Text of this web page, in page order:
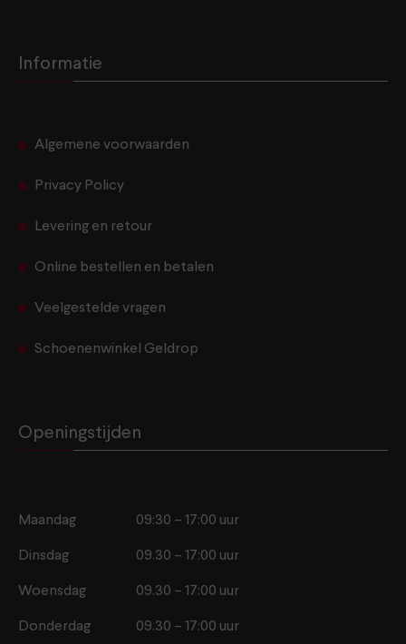
Informatie
Algemene voorwaarden
Privacy Policy
Levering en retour
Online bestellen en betalen
Veelgestelde vragen
Schoenenwinkel Geldrop
Openingstijden
Maandag 09:30 – 17:00 uur
Dinsdag 09.30 – 17:00 uur
Woensdag 09.30 – 17:00 uur
Donderdag 09.30 – 17:00 uur